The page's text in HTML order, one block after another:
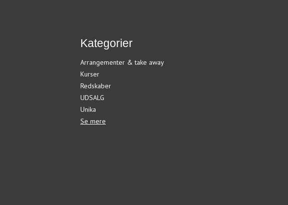
Kategorier
Arrangementer & take away
Kurser
Redskaber
UDSALG
Unika
Se mere